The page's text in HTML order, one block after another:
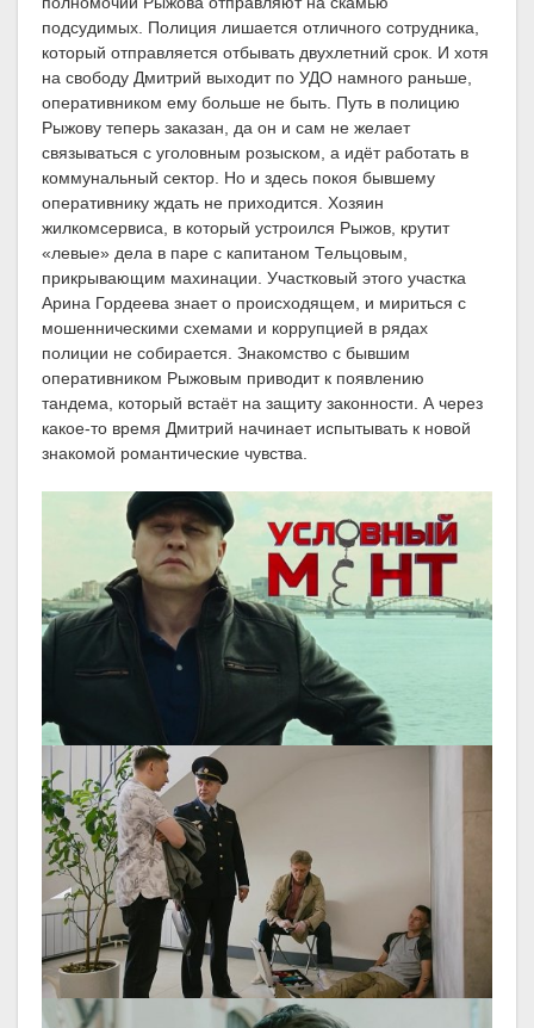
подсудимых. Полиция лишается отличного сотрудника,
который отправляется отбывать двухлетний срок. И хотя
на свободу Дмитрий выходит по УДО намного раньше,
оперативником ему больше не быть. Путь в полицию
Рыжову теперь заказан, да он и сам не желает
связываться с уголовным розыском, а идёт работать в
коммунальный сектор. Но и здесь покоя бывшему
оперативнику ждать не приходится. Хозяин
жилкомсервиса, в который устроился Рыжов, крутит
«левые» дела в паре с капитаном Тельцовым,
прикрывающим махинации. Участковый этого участка
Арина Гордеева знает о происходящем, и мириться с
мошенническими схемами и коррупцией в рядах
полиции не собирается. Знакомство с бывшим
оперативником Рыжовым приводит к появлению
тандема, который встаёт на защиту законности. А через
какое-то время Дмитрий начинает испытывать к новой
знакомой романтические чувства.